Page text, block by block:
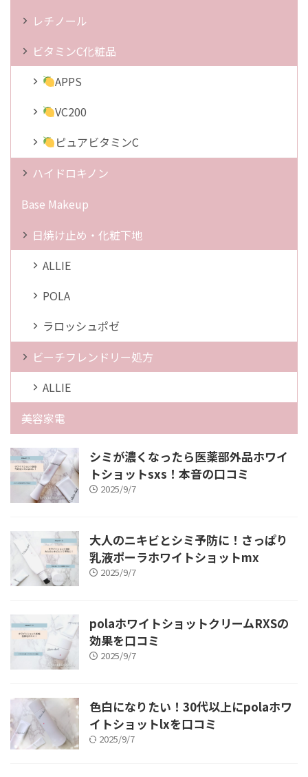
レチノール
ビタミンC化粧品
APPS
VC200
ピュアビタミンC
ハイドロキノン
Base Makeup
日焼け止め・化粧下地
ALLIE
POLA
ラロッシュポゼ
ビーチフレンドリー処方
ALLIE
美容家電
シミが濃くなったら医薬部外品ホワイ
トショットsxs！本音の口コミ
2025/9/7
大人のニキビとシミ予防に！さっぱり
乳液ポーラホワイトショットmx
2025/9/7
polaホワイトショットクリームRXSの
効果を口コミ
2025/9/7
色白になりたい！30代以上にpolaホワ
イトショットlxを口コミ
2025/9/7